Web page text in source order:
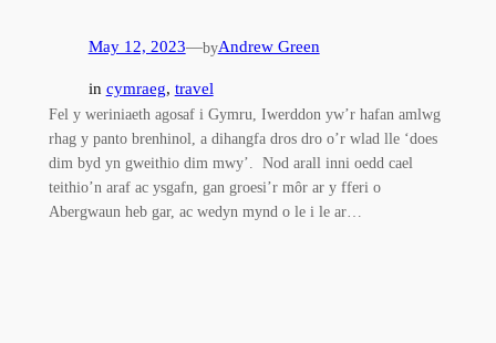
May 12, 2023—byAndrew Green
in cymraeg, travel
Fel y weriniaeth agosaf i Gymru, Iwerddon yw’r hafan amlwg
rhag y panto brenhinol, a dihangfa dros dro o’r wlad lle ‘does
dim byd yn gweithio dim mwy’. Nod arall inni oedd cael
teithio’n araf ac ysgafn, gan groesi’r môr ar y fferi o
Abergwaun heb gar, ac wedyn mynd o le i le ar…